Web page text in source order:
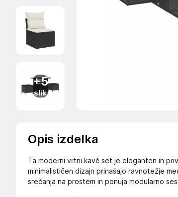
+5
slik
Opis izdelka
Ta moderni vrtni kavč set je eleganten in
minimalističen dizajn prinašajo ravnotežje
srečanja na prostem in ponuja modularno